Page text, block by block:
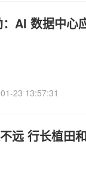
AI 数据中心
23 13:57:31
远 行长植田